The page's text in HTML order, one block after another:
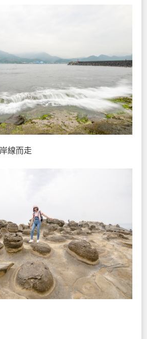
線而走